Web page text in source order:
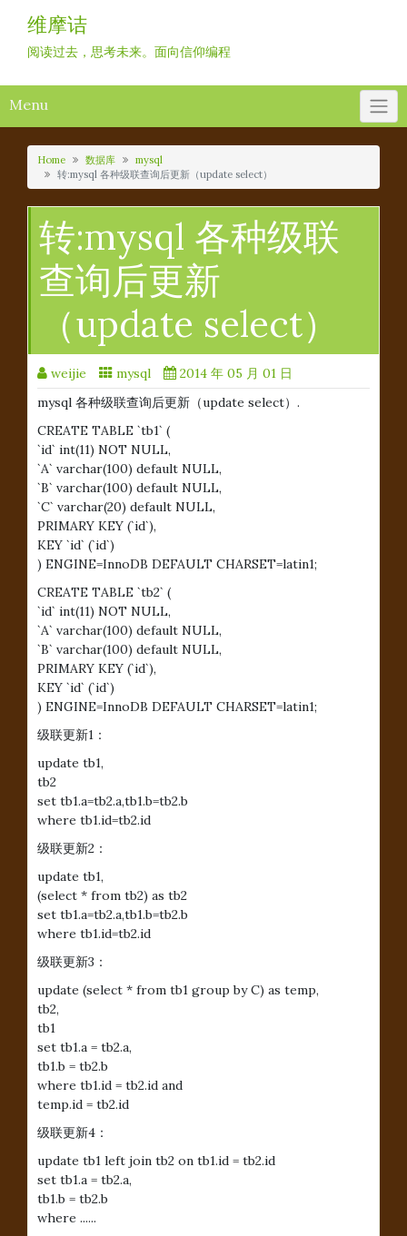
content
维摩诘
阅读过去，思考未来。面向信仰编程
Menu
Home 数据库
mysql
转:mysql 各种级联查询后更新（update select）
转:mysql 各种级联
查询后更新
（update select）
weijie mysql
2014 年 05 月 01 日
mysql 各种级联查询后更新（update select）.
CREATE TABLE `tb1` (
`id` int(11) NOT NULL,
`A` varchar(100) default NULL,
`B` varchar(100) default NULL,
`C` varchar(20) default NULL,
PRIMARY KEY (`id`),
KEY `id` (`id`)
) ENGINE=InnoDB DEFAULT CHARSET=latin1;
CREATE TABLE `tb2` (
`id` int(11) NOT NULL,
`A` varchar(100) default NULL,
`B` varchar(100) default NULL,
PRIMARY KEY (`id`),
KEY `id` (`id`)
) ENGINE=InnoDB DEFAULT CHARSET=latin1;
级联更新1：
update tb1,
tb2
set tb1.a=tb2.a,tb1.b=tb2.b
where tb1.id=tb2.id
级联更新2：
update tb1,
(select * from tb2) as tb2
set tb1.a=tb2.a,tb1.b=tb2.b
where tb1.id=tb2.id
级联更新3：
update (select * from tb1 group by C) as temp,
tb2,
tb1
set tb1.a = tb2.a,
tb1.b = tb2.b
where tb1.id = tb2.id and
temp.id = tb2.id
级联更新4：
update tb1 left join tb2 on tb1.id = tb2.id
set tb1.a = tb2.a,
tb1.b = tb2.b
where ......